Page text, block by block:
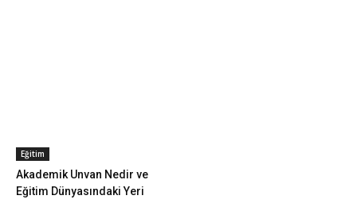
Eğitim
Akademik Unvan Nedir ve
Eğitim Dünyasındaki Yeri